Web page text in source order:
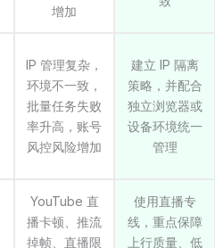
增加
IP 管理复杂，
环境不一致，
批量任务失败
率升高，账号
风控风险增加
建立 IP 隔离
策略，并配合
独立浏览器或
设备环境统一
管理
YouTube 直
播卡顿、推流
掉帧、直播限
使用直播专
线，重点保障
上行质量、低